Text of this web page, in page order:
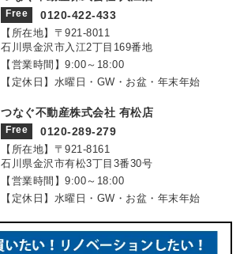
Free 0120-422-433
【所在地】〒921‐8011
石川県金沢市入江2丁目169番地
【営業時間】9:00～18:00
【定休日】水曜日・GW・お盆・年末年始
つなぐ不動産株式会社 有松店
Free 0120-289-279
【所在地】〒921‐8161
石川県金沢市有松3丁目3番30号
【営業時間】9:00～18:00
【定休日】水曜日・GW・お盆・年末年始